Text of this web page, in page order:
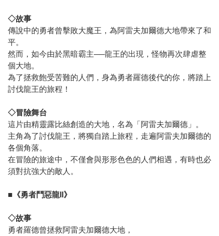
◇故事
傳說中的勇者曾擊敗大魔王，為阿雷夫加爾德大地帶來了和
平。
然而，如今由於黑暗霸主──龍王的出現，怪物再次肆虐整
個大地。
為了拯救飽受苦難的人們，身為勇者羅德後代的你，將踏上
討伐龍王的旅程！
◇冒險舞台
這片由精靈露比絲創造的大地，名為「阿雷夫加爾德」。
主角為了討伐龍王，將獨自踏上旅程，走遍阿雷夫加爾德的
各個角落。
在冒險的旅途中，不僅會與形形色色的人們相遇，有時也必
須對抗強大的敵人。
■《勇者鬥惡龍II》
◇故事
勇者羅德曾拯救阿雷夫加爾德大地，